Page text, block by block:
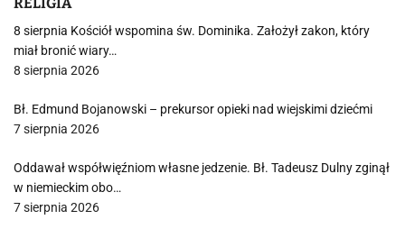
8 sierpnia Kościół wspomina św. Dominika. Założył zakon, który
miał bronić wiary…
8 sierpnia 2026
Bł. Edmund Bojanowski – prekursor opieki nad wiejskimi dziećmi
7 sierpnia 2026
Oddawał współwięźniom własne jedzenie. Bł. Tadeusz Dulny zginął
w niemieckim obo…
7 sierpnia 2026